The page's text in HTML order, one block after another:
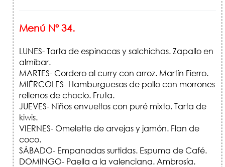
Menú Nº 34.
LUNES- Tarta de espinacas y salchichas. Zapallo en
almíbar.
MARTES- Cordero al curry con arroz. Martín Fierro.
MIÉRCOLES- Hamburguesas de pollo con morrones
rellenos de choclo. Fruta.
JUEVES- Niños envueltos con puré mixto. Tarta de
kiwis.
VIERNES- Omelette de arvejas y jamón. Flan de
coco.
SÁBADO- Empanadas surtidas. Espuma de Café.
DOMINGO- Paella a la valenciana. Ambrosía.